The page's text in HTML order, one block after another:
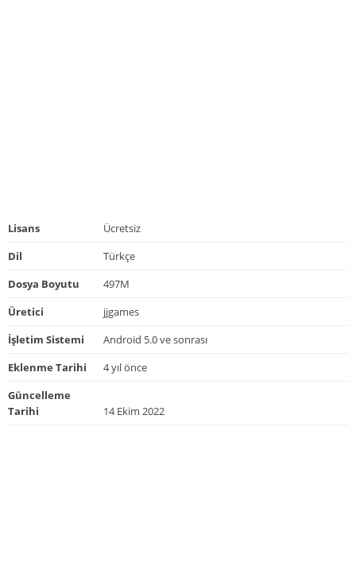
Lisans
Ücretsiz
Dil
Türkçe
Dosya Boyutu
497M
Üretici
jjgames
İşletim Sistemi
Android 5.0 ve sonrası
Eklenme Tarihi
4 yıl önce
Güncelleme
Tarihi
14 Ekim 2022